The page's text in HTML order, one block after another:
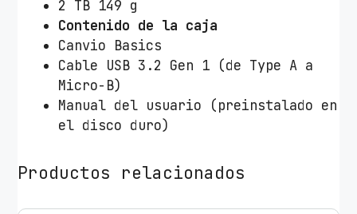
2 TB 149 g
Contenido de la caja
Canvio Basics
Cable USB 3.2 Gen 1 (de Type A a
Micro-B)
Manual del usuario (preinstalado en
el disco duro)
Productos relacionados